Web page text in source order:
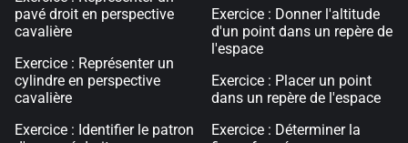
pavé droit en perspective
cavalière
Exercice : Représenter un
cylindre en perspective
cavalière
Exercice : Identifier le patron
Exercice : Donner l'altitude
d'un point dans un repère de
l'espace
Exercice : Placer un point
dans un repère de l'espace
Exercice : Déterminer la